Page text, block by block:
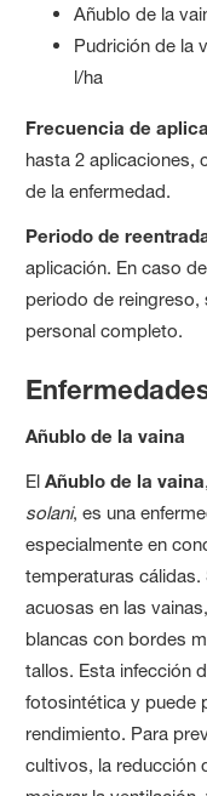
Añublo de la
Pudrición de la
l/ha
Frecuencia de
hasta 2 aplicaciones,
de la enfermedad.
Periodo de
aplicación. En caso
periodo de
personal completo.
Añublo de la vaina
ElAñublo de la vaina
solani, es una
especialmente en
temperaturas
acuosas en las
blancas con bordes
tallos. Esta infección
fotosintética y puede
rendimiento. Para
cultivos, la reducción